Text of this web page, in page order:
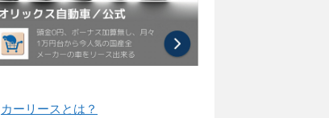
カーリースとは？